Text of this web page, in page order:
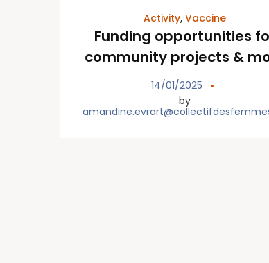
Activity,Vaccine
Funding opportunities
community projects &
14/01/2025
by